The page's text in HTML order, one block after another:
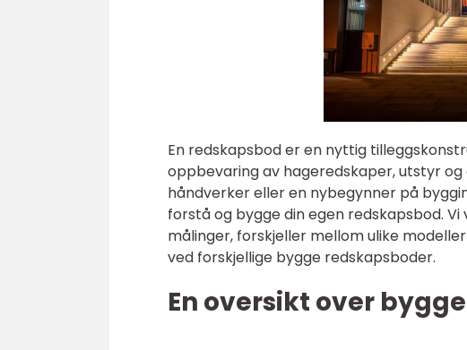
En redskapsbod er en nyttig
oppbevaring av hageredskaper, utstyr
håndverker eller en nybegynner på
forstå og bygge din egen redskapsbod.
målinger, forskjeller mellom ulike
ved forskjellige bygge redskapsboder.
En oversikt over